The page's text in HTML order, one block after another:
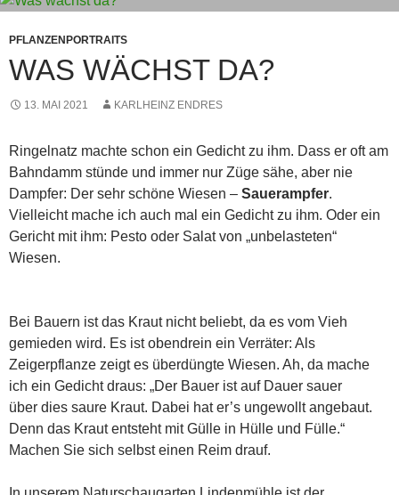
PFLANZENPORTRAITS
WAS WÄCHST DA?
13. MAI 2021 KARLHEINZ ENDRES
Ringelnatz machte schon ein Gedicht zu ihm. Dass er oft am
Bahndamm stünde und immer nur Züge sähe, aber nie
Dampfer: Der sehr schöne Wiesen – Sauerampfer.
Vielleicht mache ich auch mal ein Gedicht zu ihm. Oder ein
Gericht mit ihm: Pesto oder Salat von „unbelasteten“
Wiesen.
Bei Bauern ist das Kraut nicht beliebt, da es vom Vieh
gemieden wird. Es ist obendrein ein Verräter: Als
Zeigerpflanze zeigt es überdüngte Wiesen. Ah, da mache
ich ein Gedicht draus: „Der Bauer ist auf Dauer sauer
über dies saure Kraut. Dabei hat er’s ungewollt angebaut.
Denn das Kraut entsteht mit Gülle in Hülle und Fülle.“
Machen Sie sich selbst einen Reim drauf.